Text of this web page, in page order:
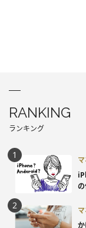
RANKING
ランキング